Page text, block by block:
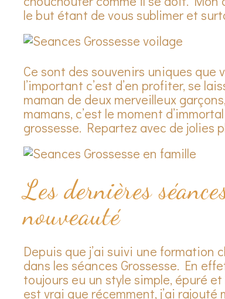
le but étant de vous sublimer et
Ce sont des souvenirs uniques que
l’important c’est d’en profiter, se
maman de deux merveilleux
mamans, c’est le moment
grossesse. Repartez avec de jolies
Les dernières
nouveauté
Depuis que j’ai suivi une formation
dans les séances Grossesse. En
toujours eu un style simple, épuré
est vrai que récemment, j’ai